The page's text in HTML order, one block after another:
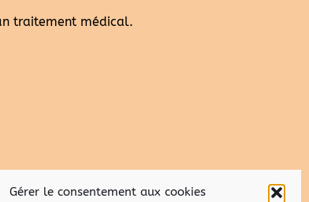
Gérer le consentement aux cookies
traitement médical.